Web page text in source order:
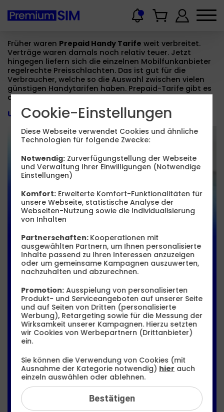
Früher waren Prepaid Handy Tarife weit verbreitet.
Verträge waren damals noch relativ teuer. Jetzt
hingegen liefern sich die einzelnen Mobilfunkanbieter
regelrechte Preisschlachten. Das ist gut für die
Verbraucher, welche so die Auswahl zwischen vielen
günstigen Handytarifen haben. Prepaid-Tarife gibt es
dabei nach wie vor.
Unsere aktuelle Tarif-Empfehlung
Premium zum
besten Preis.
PREMIUM-DEAL
16 GB LTE
Allnet Flat
13,99€
1099
€ mtl.
Zu den Tarifen
Cookie-Einstellungen
Diese Webseite verwendet Cookies und ähnliche
Technologien für folgende Zwecke:
Notwendig: Zurverfügungstellung der Webseite
und Verwaltung Ihrer Einwilligungen (Notwendige
Einstellungen)
Komfort: Erweiterte Komfort-Funktionalitäten für
unsere Webseite, statistische Analyse der
Webseiten-Nutzung sowie die Individualisierung
von Inhalten
Partnerschaften: Kooperationen mit
ausgewählten Partnern, um Ihnen personalisierte
Inhalte passend zu Ihren Interessen anzuzeigen
oder um gemeinsame Kampagnen auszuwerten,
nachzuhalten und abzurechnen.
Promotion: Ausspielung von personalisierten
Produkt- und Serviceangeboten auf unserer Seite
und auf Seiten von Dritten (personalisierte
Werbung), Retargeting sowie für die Messung der
Wirksamkeit unserer Kampagnen. Hierzu setzten
wir Cookies von Werbepartnern (Drittanbieter)
ein.
Sie können die Verwendung von Cookies (mit
Ausnahme der Kategorie notwendig) hier auch
einzeln auswählen oder ablehnen.
Bestätigen